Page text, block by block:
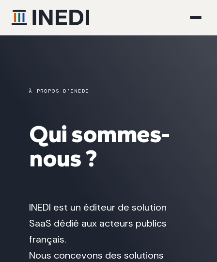
À PROPOS D’INEDI
Qui sommes-
nous ?
INEDI est un éditeur de solution
SaaS dédié aux acteurs publics
français.
Nous concevons des solutions